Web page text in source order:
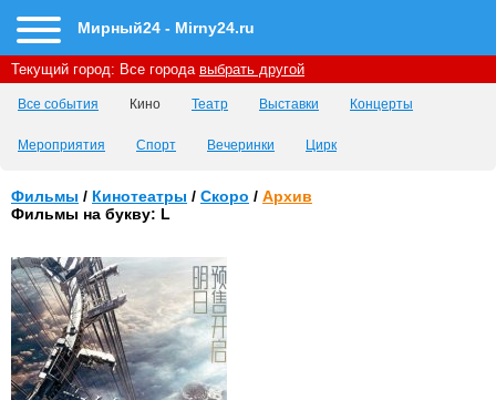
Мирный24 - Mirny24.ru
Текущий город: Все города выбрать другой
Все события Кино Театр Выставки Концерты
Мероприятия Спорт Вечеринки Цирк
Фильмы / Кинотеатры / Скоро / Архив
Фильмы на букву: L